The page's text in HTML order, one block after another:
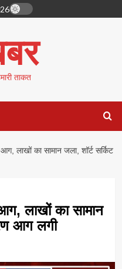
ताकत
लाखों का सामान जला, शॉर्ट सर्किट
लाखों का सामान
आग लगी